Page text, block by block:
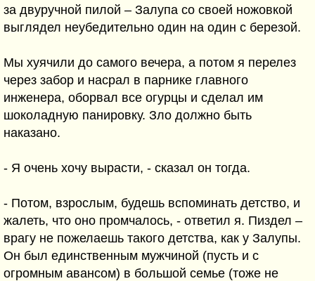
за двуручной пилой – Залупа со своей ножовкой
выглядел неубедительно один на один с березой.
Мы хуячили до самого вечера, а потом я перелез
через забор и насрал в парнике главного
инженера, оборвал все огурцы и сделал им
шоколадную панировку. Зло должно быть
наказано.
- Я очень хочу вырасти, - сказал он тогда.
- Потом, взрослым, будешь вспоминать детство, и
жалеть, что оно промчалось, - ответил я. Пиздел –
врагу не пожелаешь такого детства, как у Залупы.
Он был единственным мужчиной (пусть и с
огромным авансом) в большой семье (тоже не